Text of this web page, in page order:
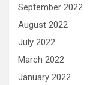
September 2022
August 2022
July 2022
March 2022
January 2022